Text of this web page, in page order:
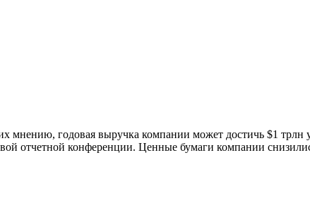
мнению, годовая выручка компании может достичь $1
отчетной конференции. Ценные бумаги компании